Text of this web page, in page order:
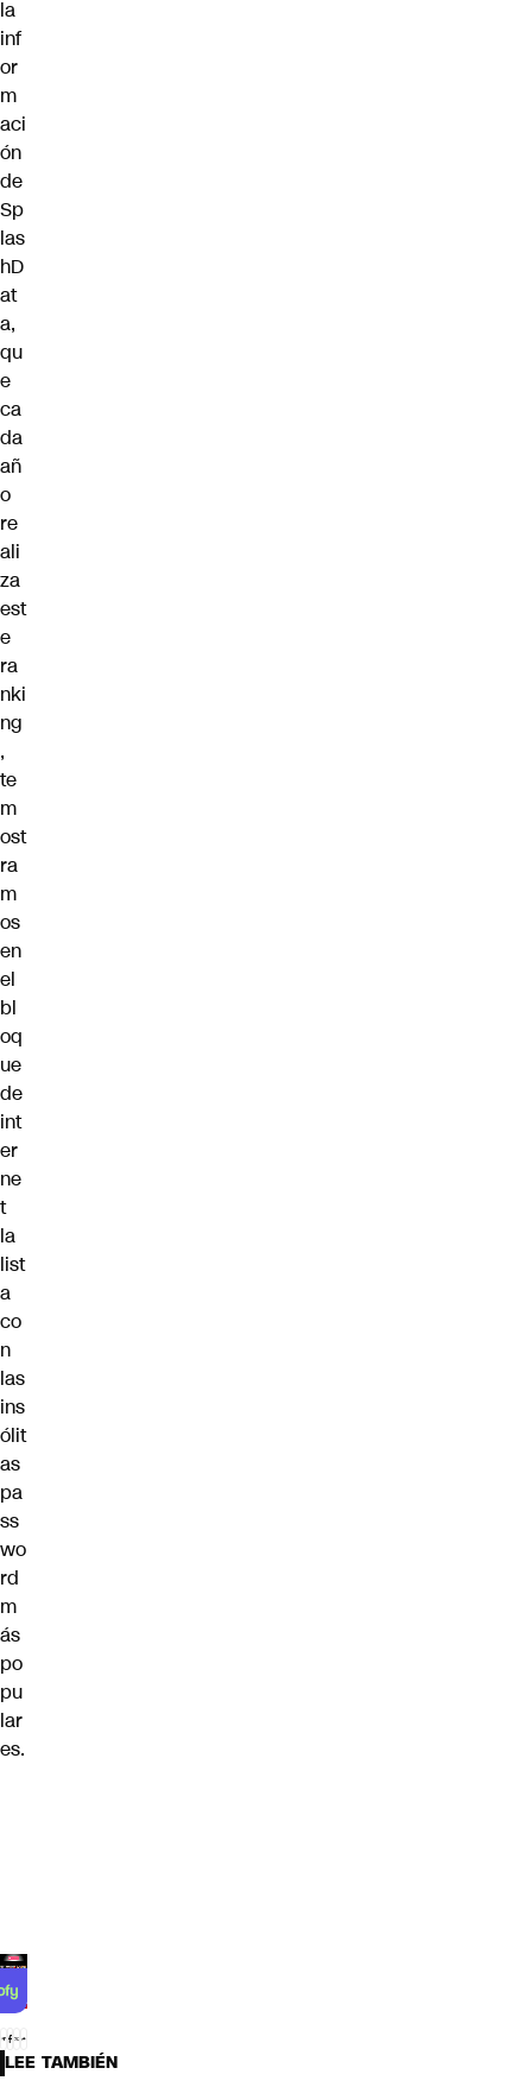
la
inf
or
m
aci
ón
de
Sp
las
hD
at
a,
qu
e
ca
da
añ
o
re
ali
za
est
e
ra
nki
ng
,
te
m
ost
ra
m
os
en
el
bl
oq
ue
de
int
er
ne
t
la
list
a
co
n
las
ins
ólit
as
pa
ss
wo
rd
m
ás
po
pu
lar
es.
LEE TAMBIÉN